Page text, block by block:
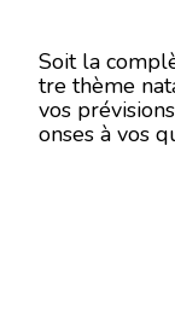
Soit la
tre thème
vos
onses à vos